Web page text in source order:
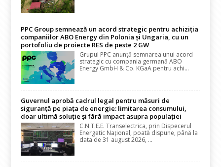
PPC Group semnează un acord strategic pentru achiziția
companiilor ABO Energy din Polonia și Ungaria, cu un
portofoliu de proiecte RES de peste 2 GW
Grupul PPC anunță semnarea unui acord
strategic cu compania germană ABO
Energy GmbH & Co. KGaA pentru achi...
Guvernul aprobă cadrul legal pentru măsuri de
siguranță pe piața de energie: limitarea consumului,
doar ultimă soluție și fără impact asupra populației
C.N.T.E.E. Transelectrica, prin Dispecerul
Energetic Național, poată dispune, până la
data de 31 august 2026, ...